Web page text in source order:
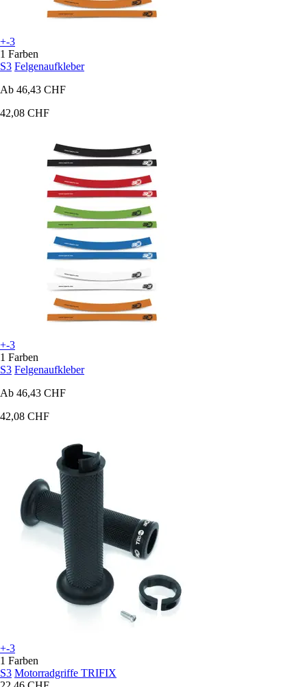
+-3
1 Farben
S3 Felgenaufkleber
Ab 46,43 CHF
42,08 CHF
+-3
1 Farben
S3 Felgenaufkleber
Ab 46,43 CHF
42,08 CHF
+-3
1 Farben
S3 Motorradgriffe TRIFIX